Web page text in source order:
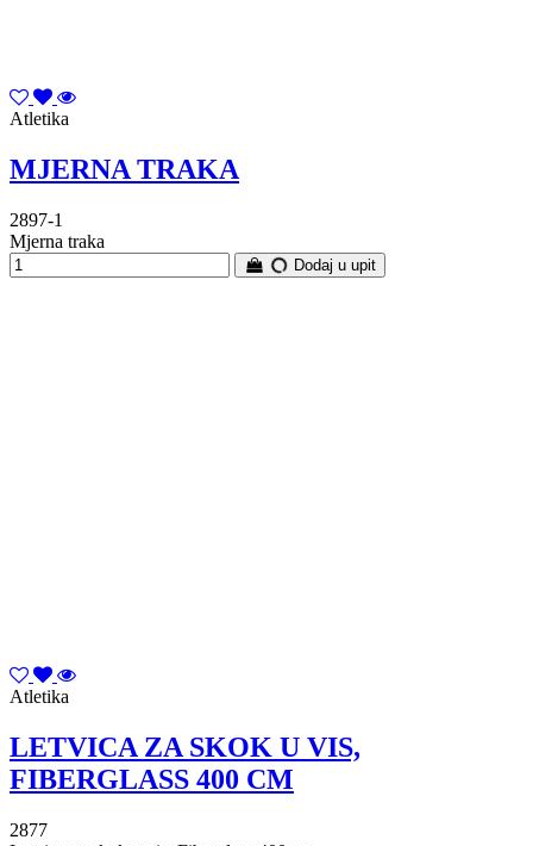
Atletika
MJERNA TRAKA
2897-1
Mjerna traka
Dodaj u upit
Atletika
LETVICA ZA SKOK U VIS,
FIBERGLASS 400 CM
2877